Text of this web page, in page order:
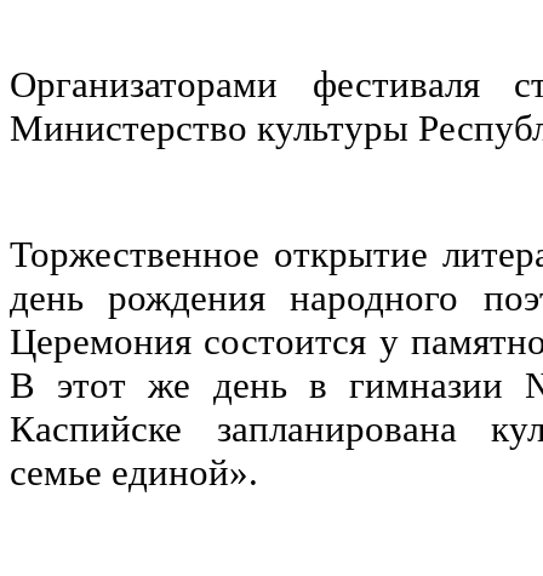
Организаторами фестиваля
Министерство культуры
Торжественное открытие
день рождения народного
Церемония состоится у
В этот же день в гимназии
Каспийске запланирована
семье единой».